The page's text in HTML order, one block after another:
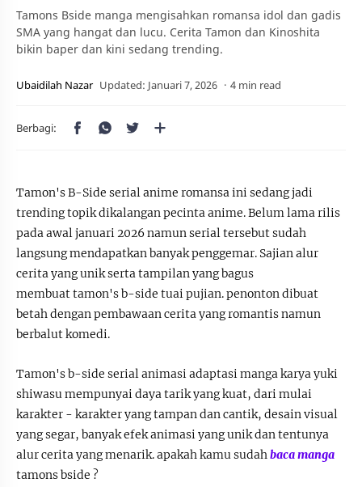
Tamons Bside manga mengisahkan romansa idol dan gadis
SMA yang hangat dan lucu. Cerita Tamon dan Kinoshita
bikin baper dan kini sedang trending.
4 min read
Tamon's B-Side serial anime romansa ini sedang jadi
trending topik dikalangan pecinta anime. Belum lama rilis
pada awal januari 2026 namun serial tersebut sudah
langsung mendapatkan banyak penggemar. Sajian alur
cerita yang unik serta tampilan yang bagus
membuat tamon's b-side tuai pujian. penonton dibuat
betah dengan pembawaan cerita yang romantis namun
berbalut komedi.
Tamon's b-side serial animasi adaptasi manga karya yuki
shiwasu mempunyai daya tarik yang kuat, dari mulai
karakter - karakter yang tampan dan cantik, desain visual
yang segar, banyak efek animasi yang unik dan tentunya
alur cerita yang menarik. apakah kamu sudahbaca manga
tamons bside ?